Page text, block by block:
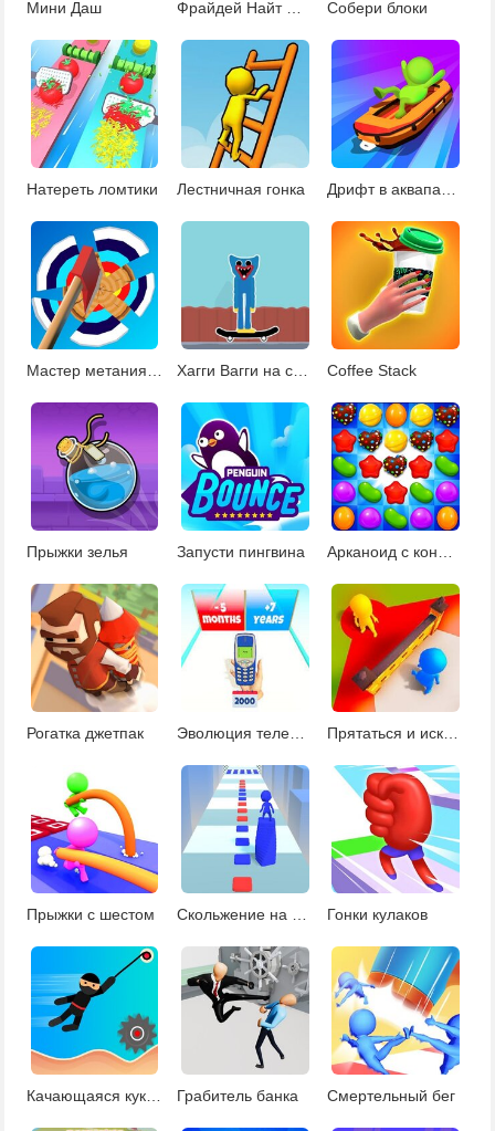
Мини Даш Собери блоки
Натереть ломтики Лестничная гонка
Хагги Вагги на скейте Coffee Stack
Прыжки зелья Запусти пингвина
Рогатка джетпак Эволюция телефона Прятаться и искать
Прыжки с шестом Гонки кулаков
Качающаяся кукла Грабитель банка Смертельный бег